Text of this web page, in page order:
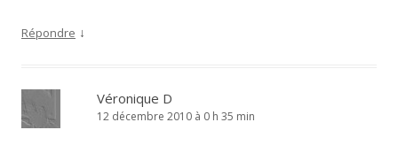
Répondre ↓
Véronique D
12 décembre 2010 à 0 h 35 min